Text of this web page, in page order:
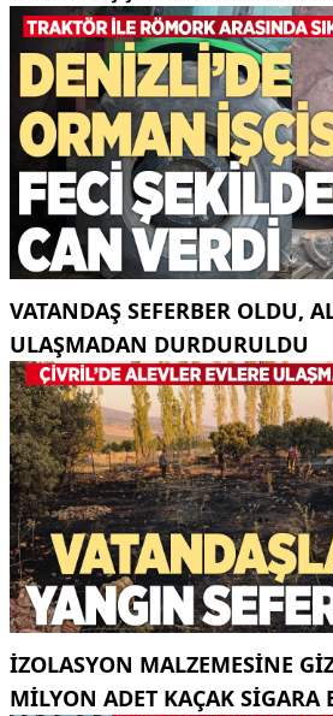
VATANDAŞ SEFERBER OLDU,
ULAŞMADAN DURDURULDU
İZOLASYON MALZEMESINE
MILYON ADET KAÇAK SIGARA